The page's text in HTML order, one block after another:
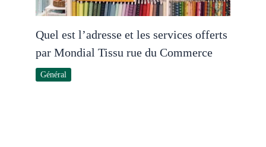
Quel est l’adresse et les services offerts
par Mondial Tissu rue du Commerce
Général